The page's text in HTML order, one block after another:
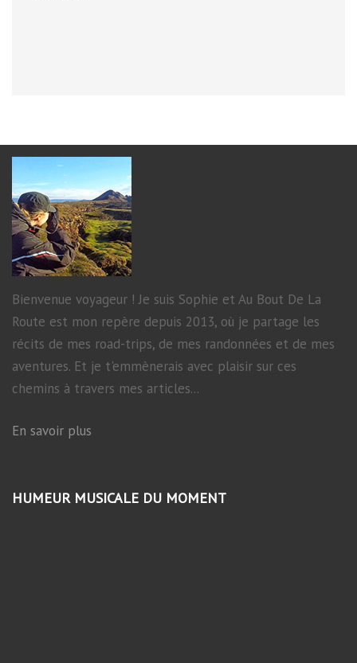
Bienvenue voyageur ! Je suis Sophie et Au Bout De La
Route est mon repère depuis 2013, où je partage les
récits de mes road-trips, de mes randonnées et de mes
aventures. Et je t'emmènerais avec plaisir sur ces
chemins à travers mes articles...
En savoir plus
HUMEUR MUSICALE DU MOMENT